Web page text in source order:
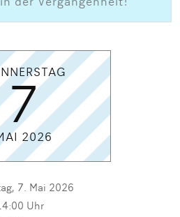
der Vergangenheit!
7
2026
7. Mai 2026
Uhr